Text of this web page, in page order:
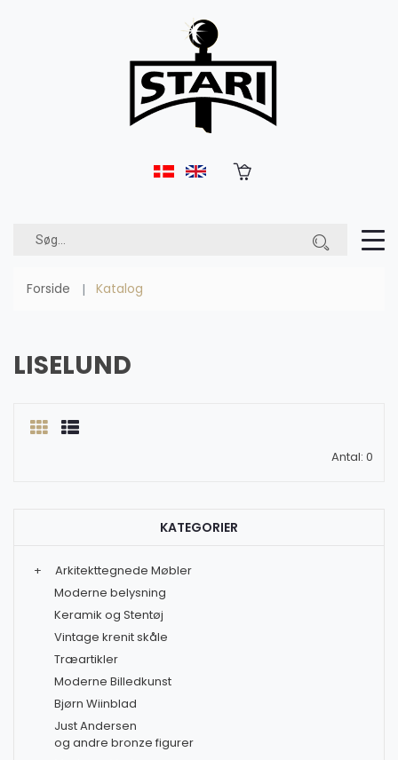
Forside Katalog
LISELUND
Antal: 0
KATEGORIER
+
Arkitekttegnede Møbler
Moderne belysning
Keramik og Stentøj
Vintage krenit skåle
Træartikler
Moderne Billedkunst
Bjørn Wiinblad
Just Andersen
og andre bronze figurer